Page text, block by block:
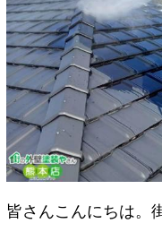
皆さんこんにちは。